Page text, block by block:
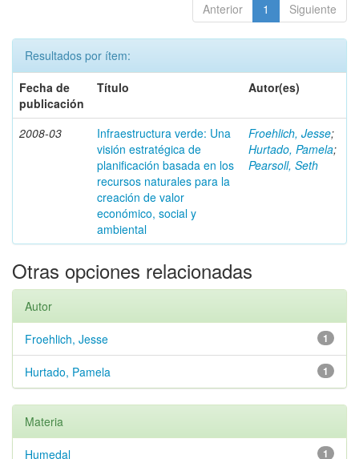
Anterior 1 Siguiente
Resultados por ítem:
Fecha de
publicación
Título Autor(es)
2008-03
Infraestructura verde: Una
visión estratégica de
planificación basada en los
recursos naturales para la
creación de valor
económico, social y
ambiental
Froehlich, Jesse;
Hurtado, Pamela;
Pearsoll, Seth
Otras opciones relacionadas
Autor
1
Froehlich, Jesse
1
Hurtado, Pamela
Materia
1
Humedal